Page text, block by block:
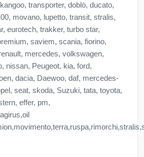
transporter, doblò, ducato,
movano, lupetto, transit, stralis,
eurotech, trakker, turbo star,
saviem, scania, fiorino,
mercedes, volkswagen,
nissan, Peugeot, kia, ford,
dacia, Daewoo, daf, mercedes-
seat, skoda, Suzuki, tata, toyota,
effer, pm,